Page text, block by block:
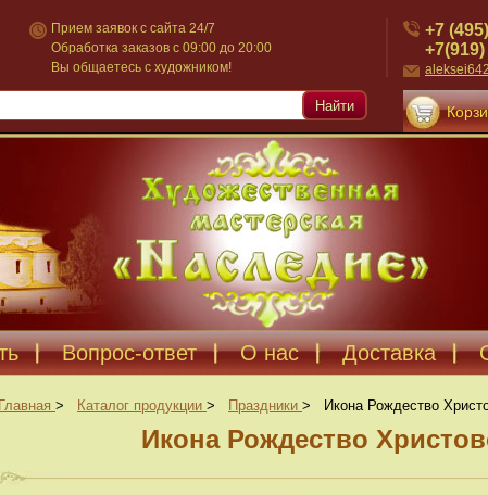
Прием заявок с сайта 24/7
Обработка заказов с 09:00 до 20:00
Вы общаетесь с художником!
+7
Найти
Вопрос-ответ О нас Доставка
Главная > Каталог продукции > Праздники > Икона Рождество
Икона Рождество